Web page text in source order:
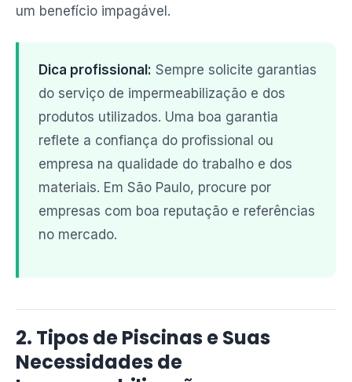
um benefício impagável.
Dica profissional: Sempre solicite garantias
do serviço de impermeabilização e dos
produtos utilizados. Uma boa garantia
reflete a confiança do profissional ou
empresa na qualidade do trabalho e dos
materiais. Em São Paulo, procure por
empresas com boa reputação e referências
no mercado.
2. Tipos de Piscinas e Suas
Necessidades de